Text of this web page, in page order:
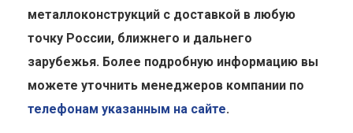
металлоконструкций с доставкой в любую
точку России, ближнего и дальнего
зарубежья. Более подробную информацию вы
можете уточнить менеджеров компании по
телефонам указанным на сайте.